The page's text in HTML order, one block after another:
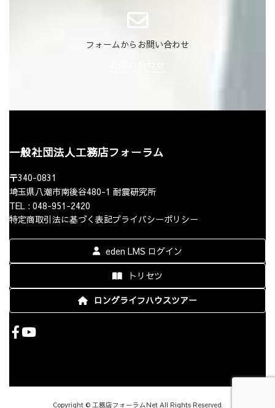
フォームからお問い合わせ
一般社団法人工務店フォーラム
〒340-0831
埼玉県八潮市南後谷480-1 耐震研究所
TEL : 048-951-2420
特定商取引法に基づく表記プライバシーポリシー
eden LMS ログイン
トリセツ
ロングライフハウスツアー
Copyright © 工務店フォーラムNet All Rights Reserved.